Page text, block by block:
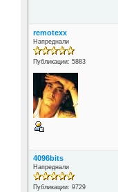
remotexx
Напреднали
Публикации: 5883
4096bits
Напреднали
Публикации: 9729